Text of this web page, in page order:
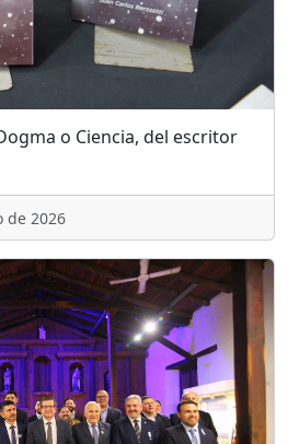
o Ciencia, del escritor
de 2026